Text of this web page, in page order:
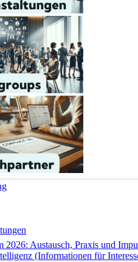
2026: Austausch, Praxis und
(Informationen für